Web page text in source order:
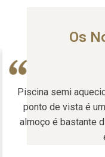
Os
Piscina semi
ponto de vista é
almoço é bastante